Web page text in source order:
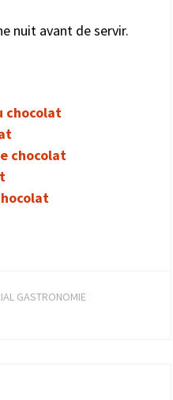
nuit avant de servir.
chocolat
chocolat
GASTRONOMIE